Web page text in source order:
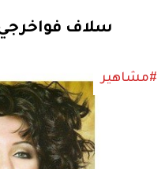
سلاف
#مشاهير